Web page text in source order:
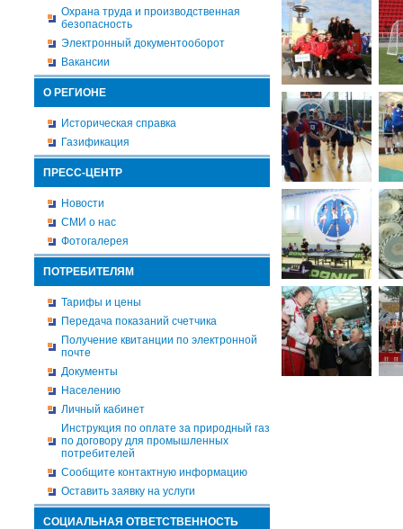
Охрана труда и производственная
безопасность
Электронный документооборот
Вакансии
О РЕГИОНЕ
Историческая справка
Газификация
ПРЕСС-ЦЕНТР
Новости
СМИ о нас
Фотогалерея
ПОТРЕБИТЕЛЯМ
Тарифы и цены
Передача показаний счетчика
Получение квитанции по электронной
почте
Документы
Населению
Личный кабинет
Инструкция по оплате за природный газ
по договору для промышленных
потребителей
Сообщите контактную информацию
Оставить заявку на услуги
СОЦИАЛЬНАЯ ОТВЕТСТВЕННОСТЬ